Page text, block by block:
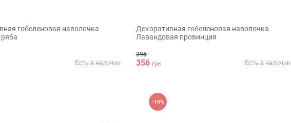
гобеленовая наволочка
Есть в наличии
Декоративная гобеленовая наволочка
Лавандовая провинция
396
356 грн Есть в наличии
-10%